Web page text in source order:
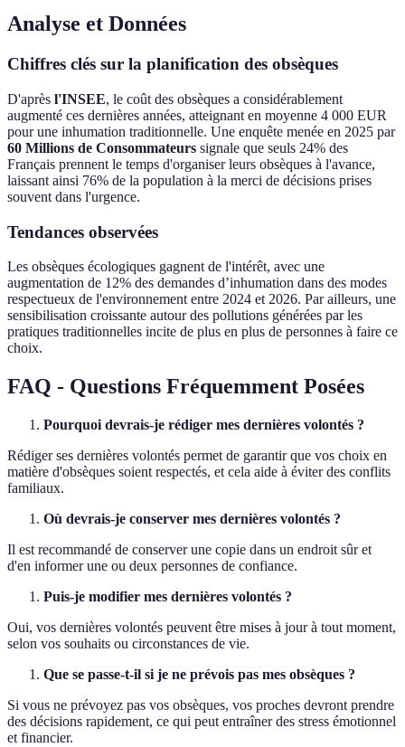
Analyse et Données
Chiffres clés sur la planification des obsèques
D'après l'INSEE, le coût des obsèques a considérablement
augmenté ces dernières années, atteignant en moyenne 4 000 EUR
pour une inhumation traditionnelle. Une enquête menée en 2025 par
60 Millions de Consommateurs signale que seuls 24% des
Français prennent le temps d'organiser leurs obsèques à l'avance,
laissant ainsi 76% de la population à la merci de décisions prises
souvent dans l'urgence.
Tendances observées
Les obsèques écologiques gagnent de l'intérêt, avec une
augmentation de 12% des demandes d’inhumation dans des modes
respectueux de l'environnement entre 2024 et 2026. Par ailleurs, une
sensibilisation croissante autour des pollutions générées par les
pratiques traditionnelles incite de plus en plus de personnes à faire ce
choix.
FAQ - Questions Fréquemment Posées
Pourquoi devrais-je rédiger mes dernières volontés ?
Rédiger ses dernières volontés permet de garantir que vos choix en
matière d'obsèques soient respectés, et cela aide à éviter des conflits
familiaux.
Où devrais-je conserver mes dernières volontés ?
Il est recommandé de conserver une copie dans un endroit sûr et
d'en informer une ou deux personnes de confiance.
Puis-je modifier mes dernières volontés ?
Oui, vos dernières volontés peuvent être mises à jour à tout moment,
selon vos souhaits ou circonstances de vie.
Que se passe-t-il si je ne prévois pas mes obsèques ?
Si vous ne prévoyez pas vos obsèques, vos proches devront prendre
des décisions rapidement, ce qui peut entraîner des stress émotionnel
et financier.